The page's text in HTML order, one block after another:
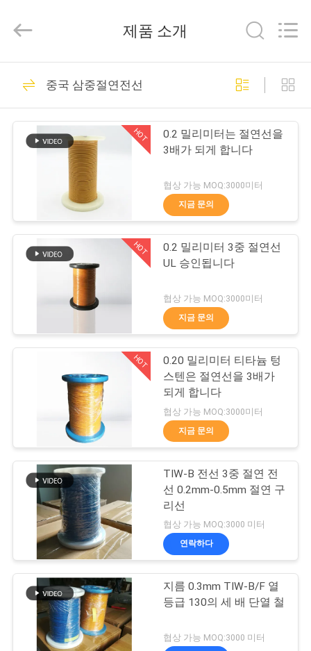
제
영
리
여
행
2026
Electric
Reserved.
에나멜 구리 와이어
230
직사각형 구리 와이
427
마그넷 와이어
194
초미세 에나멜 동선
201
제품 소개
중국 삼중절연전선
HOT
0.2 밀리미터는 절연선을
3배가 되게 합니다
협상 가능 MOQ:3000미터
지금 문의
HOT
0.2 밀리미터 3중 절연선
UL 승인됩니다
협상 가능 MOQ:3000미터
지금 문의
HOT
0.20 밀리미터 티타늄 텅
스텐은 절연선을 3배가
되게 합니다
협상 가능 MOQ:3000미터
지금 문의
TIW-B 전선 3중 절연 전
선 0.2mm-0.5mm 절연 구
리선
협상 가능 MOQ:3000 미터
연락하다
지름 0.3mm TIW-B/F 열
등급 130의 세 배 단열 철
협상 가능 MOQ:3000 미터